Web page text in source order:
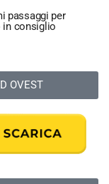
passaggi per
in consiglio
OVEST